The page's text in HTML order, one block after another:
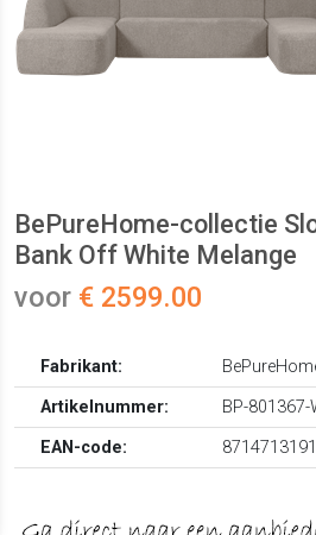
BePureHome-collectie
Bank Off White Melange
voor € 2599.00
Fabrikant:
Artikelnummer:
BP-801367-
EAN-code: